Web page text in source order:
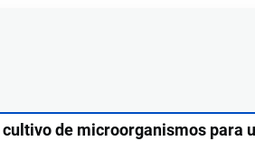
cultivo de microorganismos para